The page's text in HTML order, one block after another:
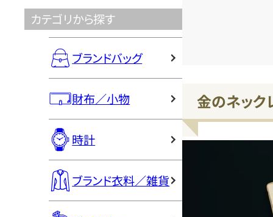
カテゴリから探す
ブランドバッグ
財布／小物
時計
ブランド衣料／雑貨
金のネッ